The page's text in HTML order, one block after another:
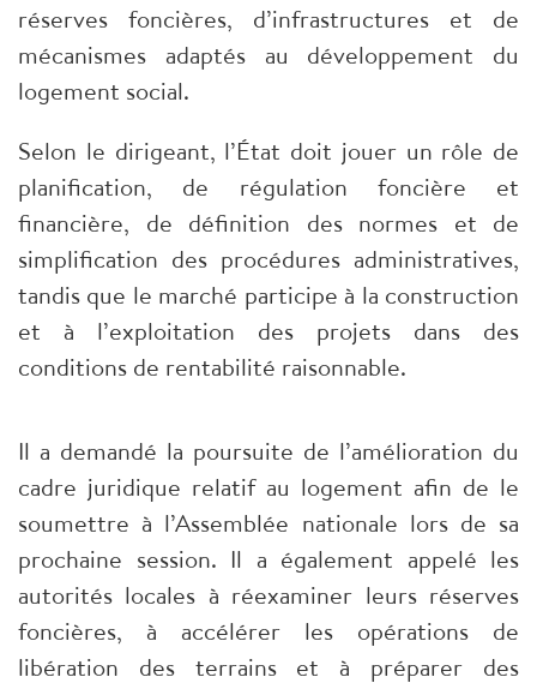
réserves foncières, d’infrastructures et de
mécanismes adaptés au développement du
logement social.
Selon le dirigeant, l’État doit jouer un rôle de
planification, de régulation foncière et
financière, de définition des normes et de
simplification des procédures administratives,
tandis que le marché participe à la construction
et à l’exploitation des projets dans des
conditions de rentabilité raisonnable.
Il a demandé la poursuite de l’amélioration du
cadre juridique relatif au logement afin de le
soumettre à l’Assemblée nationale lors de sa
prochaine session. Il a également appelé les
autorités locales à réexaminer leurs réserves
foncières, à accélérer les opérations de
libération des terrains et à préparer des